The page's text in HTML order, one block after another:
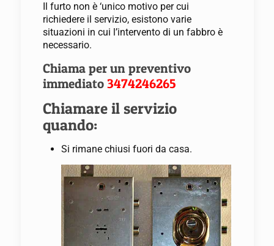
Il furto non è ‘unico motivo per cui
richiedere il servizio, esistono varie
situazioni in cui l’intervento di un fabbro è
necessario.
Chiama per un preventivo
immediato 3474246265
Chiamare il servizio
quando:
Si rimane chiusi fuori da casa.